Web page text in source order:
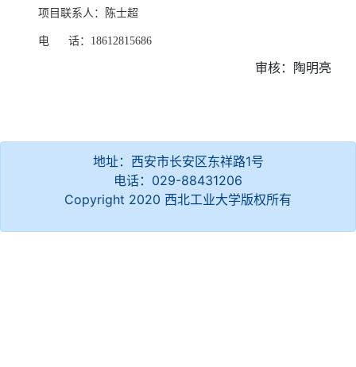
项目联系人：陈士超
电 话： 18612815686
审核：陶明亮
地址：西安市长安区东祥路1号
电话：029-88431206
Copyright 2020 西北工业大学版权所有